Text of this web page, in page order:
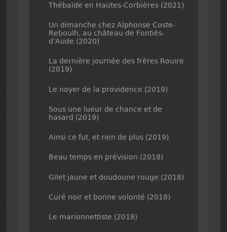
Thébaïde en Hautes-Corbières (2021)
Un dimanche chez Alphonse Coste-
Reboulh, au château de Fontiès-
d’Aude (2020)
La dernière journée des frères Rouire
(2019)
Le noyer de la providence (2019)
Sous une lueur de chance et de
hasard (2019)
Ainsi ce fut, et rien de plus (2019)
Beau temps en prévision (2018)
Gilet jaune et doudoune rouge (2018)
Curé noir et bonne volonté (2018)
Le marionnettiste (2018)